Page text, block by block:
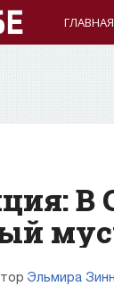
ГЛАВНАЯ
В
Эльмира